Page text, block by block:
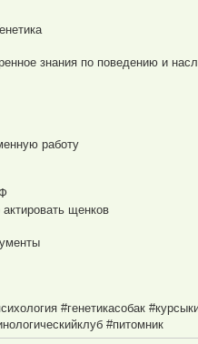
знания по поведению и
работу
щенков
#генетикасобак
#питомник